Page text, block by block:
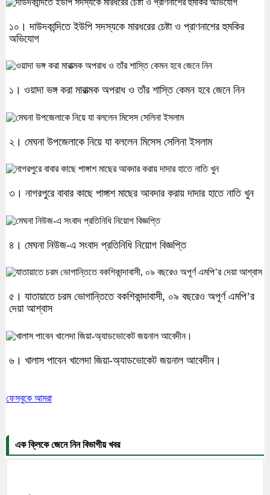
১০। দাউদকান্দিতে ইউপি সদস্যকে মারধরের চেষ্টা ও প্রাণনাশের হুমকির
অভিযোগ
১। ওয়াদা ভঙ্গ করা মারাত্মক অপরাধ ও তাঁর শাস্তি কেমন হবে জেনে নিন
২। মেঘনা উপজেলাকে নিয়ে যা বললেন মিসেস সেলিনা ইসলাম
৩। নাগরপুরে বাবার কাছে পাঙ্গাশ মাছের আবদার করায় দাদার হাতে নাতি খুন
৪। মেঘনা নিউজ-এ সংবাদ প্রতিনিধি নিয়োগ বিজ্ঞপ্তি
৫। যাতায়াতে চরম ভোগান্তিতে বকশিকান্দাবাসী, ০৯ বছরেও অপূর্ণ এমপি’র
দেয়া আশ্বাস
৬। খালাস পাবেন খালেদা জিয়া-অ্যাডভোকেট জয়নাল আবেদীন।
ফেসবুকে আমরা
এক ক্লিকে জেনে নিন বিভাগীয় খবর